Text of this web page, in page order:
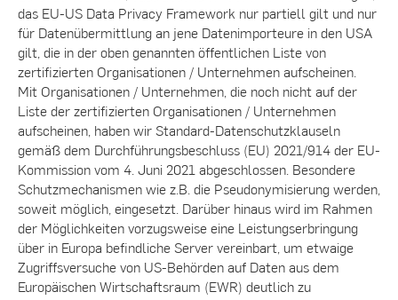
das EU-US Data Privacy Framework nur partiell gilt und nur
für Datenübermittlung an jene Datenimporteure in den USA
gilt, die in der oben genannten öffentlichen Liste von
zertifizierten Organisationen / Unternehmen aufscheinen.
Mit Organisationen / Unternehmen, die noch nicht auf der
Liste der zertifizierten Organisationen / Unternehmen
aufscheinen, haben wir Standard-Datenschutzklauseln
gemäß dem Durchführungsbeschluss (EU) 2021/914 der EU-
Kommission vom 4. Juni 2021 abgeschlossen. Besondere
Schutzmechanismen wie z.B. die Pseudonymisierung werden,
soweit möglich, eingesetzt. Darüber hinaus wird im Rahmen
der Möglichkeiten vorzugsweise eine Leistungserbringung
über in Europa befindliche Server vereinbart, um etwaige
Zugriffsversuche von US-Behörden auf Daten aus dem
Europäischen Wirtschaftsraum (EWR) deutlich zu